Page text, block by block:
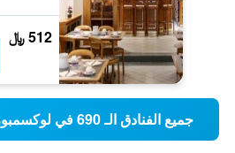
512 ﷼
جميع الفنادق الـ 690 في لوكسمبورغ ستي, لوكسمبورج